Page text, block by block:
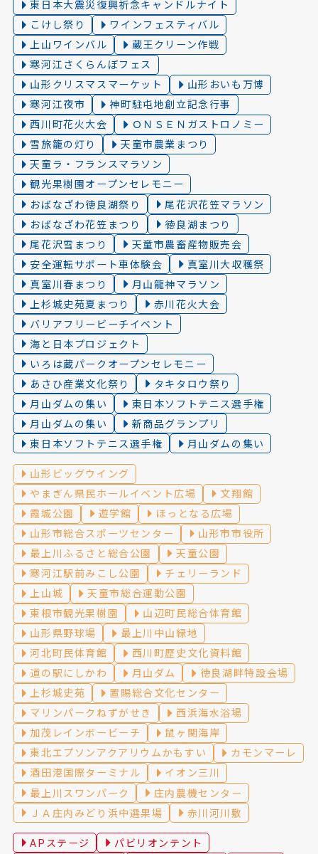
東日本大震災復興祈念キャンドルナイト
こけし祭り
ワインフェスティバル
上山ワインバル
蔵王クリーン作戦
寒河江さくらんぼフェス
山形クリスマスマーケット
山形おいも万博
寒河江夜市
神町駐屯地創立記念行事
西川町花火大会
ＯＮＳＥＮガストロノミー
雪旅籠の灯り️
天童市農業まつり
天童ラ・フランスマラソン
観光果樹園オープンセレモニー
おばなざわ徳良湖祭り
尾花沢花笠マラソン
おばなざわ花笠まつり
徳良湖まつり
尾花沢雪まつり
天童市農畜産物販売会
安全運転サポート車体験会
真室川大収穫祭
真室川春まつり
月山龍神マラソン
上杉城史苑夏まつり
赤川花火大会
バリアフリービーチイベント
海と日本プロジェクト
いろは蔵パークオープンセレモニー
あさひ産業文化祭り
タキタロウ祭り
月山ダムの集い
東日本ソフトテニス選手権
月山ダムの集い
新商品グランプリ
東日本ソフトテニス選手権
月山ダムの集い
山形ビッグウイング
やまぎん県民ホールイベント広場
文翔館
霞城公園
遊学館
ほっとなる広場
山形市総合スポーツセンター
山形市市役所
最上川ふるさと総合公園
天童公園
寒河江駅前みこし公園
チェリーランド
上山城
天童市総合運動公園
東根市観光果樹園
山辺町民総合体育館
山形県野球場
最上川中山緑地
河北町民体育館
西川町歴史文化資料館
道の駅にしかわ
月山ダム
徳良湖畔特設会場
上杉城史苑
置賜総合文化センター
マリンパークねずがせき
西浜海水浴場
加茂レインボービーチ
鼠ヶ関海岸
東北エプソンアクアリウムかもすい
カモンマーレ
酒田港国際ターミナル
イオン三川
最上川スワンパーク
庄内農機センター
ＪＡ庄内みどり浜中選果場
赤川河川敷
APステージ
パビリオンテント